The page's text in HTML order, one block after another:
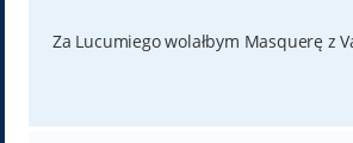
t
Za Lucumiego wolałbym Masquerę z